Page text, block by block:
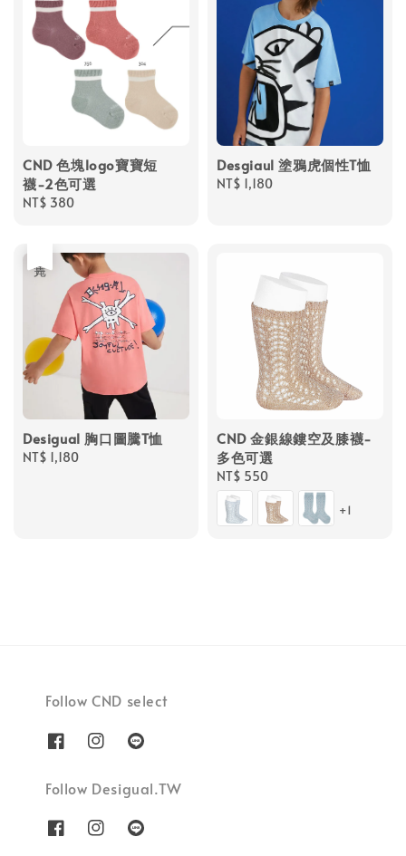
CND 色塊logo寶寶短
襪-2色可選
Regular
NT$ 380
Desgiaul 塗鴉虎個性T恤
Regular
NT$ 1,180
Desigual 胸口圖騰T恤
Regular
NT$ 1,180
CND 金銀線鏤空及膝襪-
多色可選
Regular
price
NT$ 550
+1
Follow CND select
Follow Desigual.TW